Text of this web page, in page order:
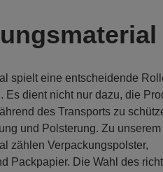
spielt eine entscheidende
Es dient nicht nur dazu, die
des Transports zu
und Polsterung. Zu unserem
zählen Verpackungspolster,
Packpapier. Die Wahl des
seiner Form und Größe
Durch eine sorgfältige
kann nicht nur die
auch die Umweltbelastung